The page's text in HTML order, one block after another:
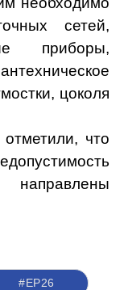
сетей,
приборы,
цоколя
что
#ЕР26